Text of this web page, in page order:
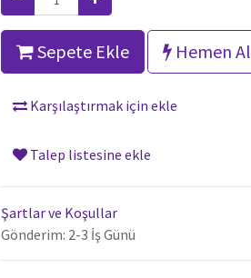
Sepete Ekle Hemen Al
Karşılaştırmak için ekle
Talep listesine ekle
Şartlar ve Koşullar
Gönderim: 2-3 İş Günü